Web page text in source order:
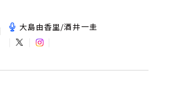
大島由香里/酒井一圭